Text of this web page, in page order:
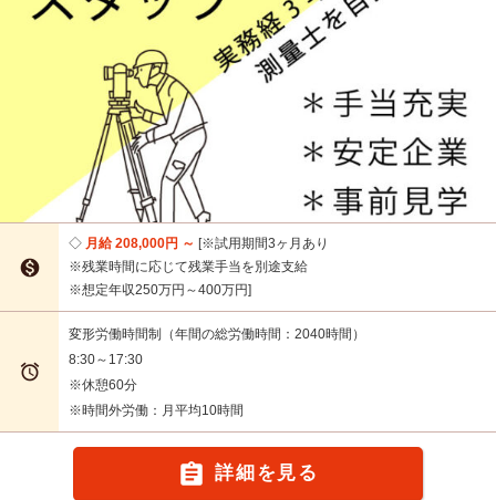

月給 208,000円 ～ ※試用期間3ヶ月あり
※残業時間に応じて残業手当を別途支給
※想定年収250万円～400万円

変形労働時間制（年間の総労働時間：2040時間）
8:30～17:30
※休憩60分
※時間外労働：月平均10時間
 詳細を見る